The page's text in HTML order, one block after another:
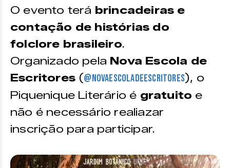
O evento terá brincadeiras e
contação de histórias do
folclore brasileiro.
Organizado pela Nova Escola de
Escritores (@novaescoladeescritores), o
Piquenique Literário é gratuito e
não é necessário realiazar
inscrição para participar.